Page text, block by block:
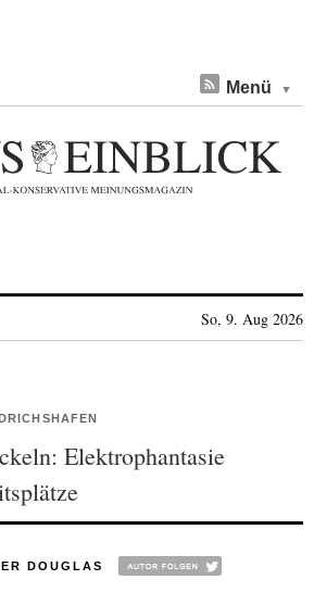
Menü
So, 9. Aug 2026
Elektrophantasie
DOUGLAS